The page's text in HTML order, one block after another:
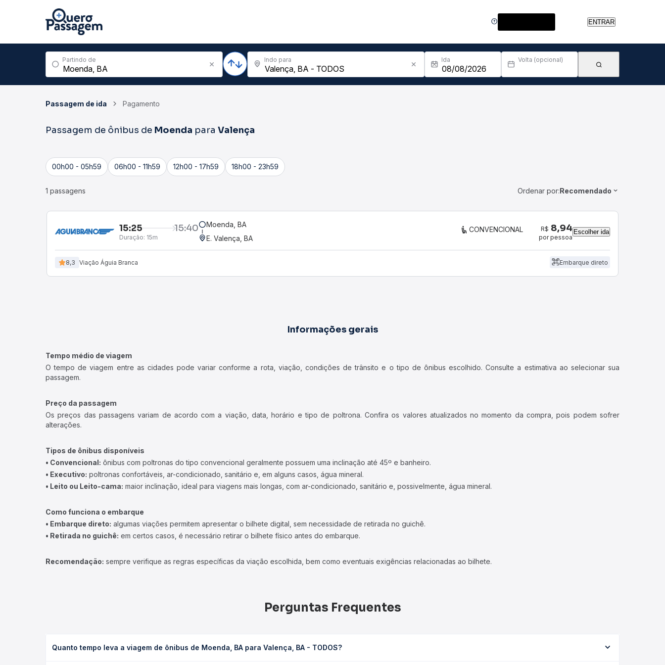
ENTRAR
Partindo de Indo para Ida Volta (opcional)
Passagem de ida Pagamento
Passagem de ônibus de Moenda para Valença
00h00 - 05h59 06h00 - 11h59 12h00 - 17h59 18h00 - 23h59
1 passagens Ordenar por:Recomendado
15:25 15:40
Duração: 15m
Moenda, BA
E. Valença, BA
CONVENCIONAL R$ 8,94
por pessoa
Escolher ida
8,3 Viação Águia Branca Embarque direto
Informações gerais
Tempo médio de viagem
O tempo de viagem entre as cidades pode variar conforme a rota, viação, condições de trânsito e o tipo de ônibus escolhido. Consulte a estimativa ao selecionar sua
passagem.
Preço da passagem
Os preços das passagens variam de acordo com a viação, data, horário e tipo de poltrona. Confira os valores atualizados no momento da compra, pois podem sofrer
alterações.
Tipos de ônibus disponíveis
• Convencional: ônibus com poltronas do tipo convencional geralmente possuem uma inclinação até 45º e banheiro.
• Executivo: poltronas confortáveis, ar-condicionado, sanitário e, em alguns casos, água mineral.
• Leito ou Leito-cama: maior inclinação, ideal para viagens mais longas, com ar-condicionado, sanitário e, possivelmente, água mineral.
Como funciona o embarque
• Embarque direto: algumas viações permitem apresentar o bilhete digital, sem necessidade de retirada no guichê.
• Retirada no guichê: em certos casos, é necessário retirar o bilhete físico antes do embarque.
Recomendação: sempre verifique as regras específicas da viação escolhida, bem como eventuais exigências relacionadas ao bilhete.
Perguntas Frequentes
Quanto tempo leva a viagem de ônibus de Moenda, BA para Valença, BA - TODOS?